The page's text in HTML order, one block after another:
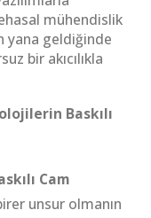
mühendislik
yana geldiğinde
bir akıcılıkla
Baskılı
Cam
unsur olmanın